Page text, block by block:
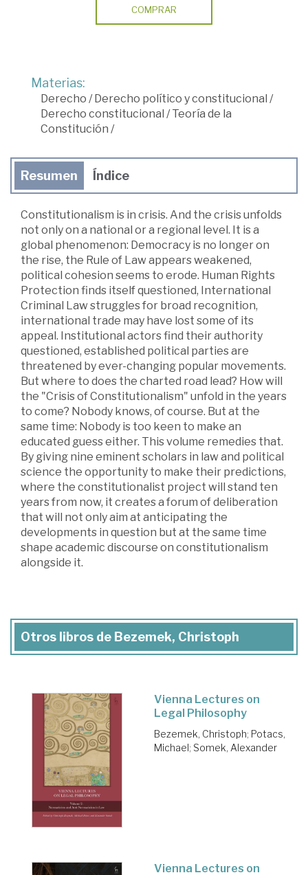
COMPRAR
Materias:
Derecho / Derecho político y constitucional /
Derecho constitucional /Teoría de la
Constitución /
Resumen Índice
Constitutionalism is in crisis. And the crisis unfolds
not only on a national or a regional level. It is a
global phenomenon: Democracy is no longer on
the rise, the Rule of Law appears weakened,
political cohesion seems to erode. Human Rights
Protection finds itself questioned, International
Criminal Law struggles for broad recognition,
international trade may have lost some of its
appeal. Institutional actors find their authority
questioned, established political parties are
threatened by ever-changing popular movements.
But where to does the charted road lead? How will
the "Crisis of Constitutionalism" unfold in the years
to come? Nobody knows, of course. But at the
same time: Nobody is too keen to make an
educated guess either. This volume remedies that.
By giving nine eminent scholars in law and political
science the opportunity to make their predictions,
where the constitutionalist project will stand ten
years from now, it creates a forum of deliberation
that will not only aim at anticipating the
developments in question but at the same time
shape academic discourse on constitutionalism
alongside it.
Otros libros de Bezemek, Christoph
Vienna Lectures on
Legal Philosophy
Bezemek, Christoph; Potacs,
Michael; Somek, Alexander
Vienna Lectures on